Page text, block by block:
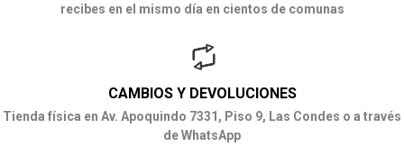
recibes en el mismo día en cientos de comunas
CAMBIOS Y DEVOLUCIONES
Tienda física en Av. Apoquindo 7331, Piso 9, Las Condes o a través
de WhatsApp